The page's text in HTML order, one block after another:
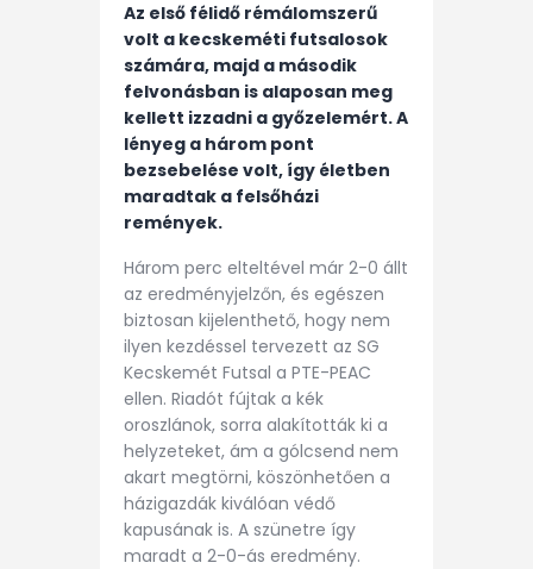
Az első félidő rémálomszerű
volt a kecskeméti futsalosok
számára, majd a második
felvonásban is alaposan meg
kellett izzadni a győzelemért. A
lényeg a három pont
bezsebelése volt, így életben
maradtak a felsőházi
remények.
Három perc elteltével már 2-0 állt
az eredményjelzőn, és egészen
biztosan kijelenthető, hogy nem
ilyen kezdéssel tervezett az SG
Kecskemét Futsal a PTE-PEAC
ellen. Riadót fújtak a kék
oroszlánok, sorra alakították ki a
helyzeteket, ám a gólcsend nem
akart megtörni, köszönhetően a
házigazdák kiválóan védő
kapusának is. A szünetre így
maradt a 2-0-ás eredmény.